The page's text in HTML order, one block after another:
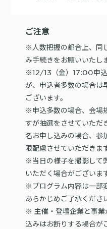
ご注意
※人数把握の都合上、同
み手続きをお願いいたし
※12/13（金）17:00申込
が、申込者多数の場合は
ございます。
※申込多数の場合、会場
すが抽選をさせていただ
名お申し込みの場合、参
限配慮させていただきます
※当日の様子を撮影して
いただく場合がございます
※プログラム内容は一部
あらかじめご了承くださ
※ 主催・登壇企業と事業
込みはお断りする場合が